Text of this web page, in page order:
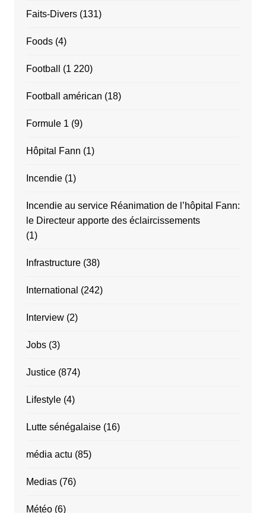
Faits-Divers(131)
Foods(4)
Football (1 220)
Football américan (18)
Formule 1 (9)
Hôpital Fann (1)
Incendie(1)
Incendie au service Réanimation de l’hôpital Fann:
le Directeur apporte des éclaircissements
(1)
Infrastructure(38)
International (242)
Interview(2)
Jobs(3)
Justice(874)
Lifestyle(4)
Lutte sénégalaise(16)
média actu (85)
Medias(76)
Météo(6)